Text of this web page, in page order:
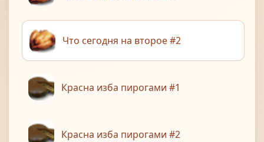
Что сегодня на второе #2
Красна изба пирогами #1
Красна изба пирогами #2